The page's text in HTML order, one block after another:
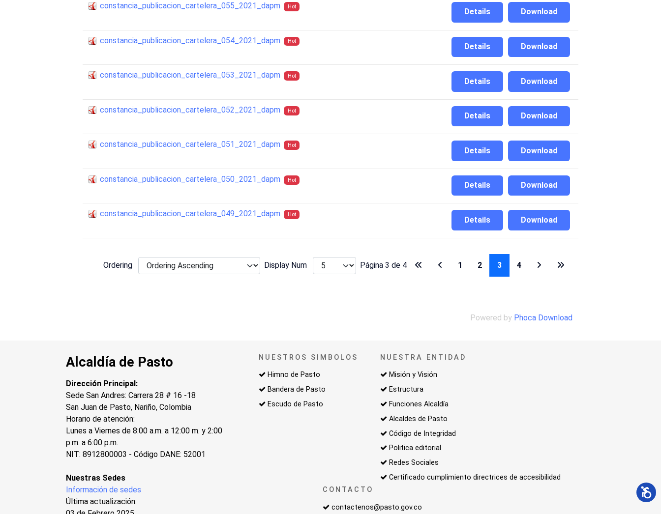
constancia_publicacion_cartelera_055_2021_dapm Hot
Download
Details
constancia_publicacion_cartelera_054_2021_dapm Hot
Download
Details
constancia_publicacion_cartelera_053_2021_dapm Hot
Download
Details
constancia_publicacion_cartelera_052_2021_dapm Hot
Download
Details
constancia_publicacion_cartelera_051_2021_dapm Hot
Download
Details
constancia_publicacion_cartelera_050_2021_dapm Hot
Download
Details
constancia_publicacion_cartelera_049_2021_dapm Hot
Download
Details
Ordering Display Num Página 3 de 4 1 2 3 4
Powered by Phoca Download
Alcaldía de Pasto
Dirección Principal:
Sede San Andres: Carrera 28 # 16 -18
San Juan de Pasto, Nariño, Colombia
Horario de atención:
Lunes a Viernes de 8:00 a.m. a 12:00 m. y 2:00
p.m. a 6:00 p.m.
NIT: 8912800003 - Código DANE: 52001
Nuestras Sedes
Información de sedes
Última actualización:
NUESTROS SIMBOLOS
Himno de Pasto
Bandera de Pasto
Escudo de Pasto
NUESTRA ENTIDAD
Misión y Visión
Estructura
Funciones Alcaldía
Alcaldes de Pasto
Código de Integridad
Politica editorial
Redes Sociales
Certificado cumplimiento directrices de accesibilidad
CONTACTO
contactenos@pasto.gov.co